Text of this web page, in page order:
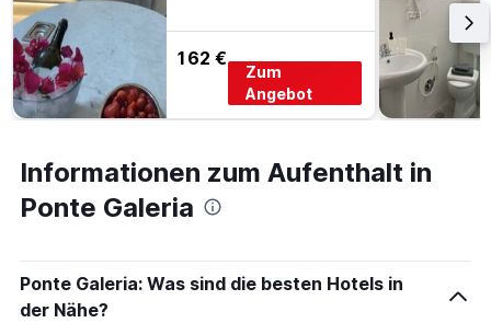
162 €
Zum
Angebot
Informationen zum Aufenthalt in
Ponte Galeria
Ponte Galeria: Was sind die besten Hotels in
der Nähe?